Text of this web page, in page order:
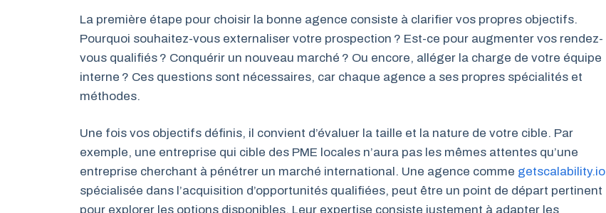
La première étape pour choisir la bonne agence consiste à clarifier vos propres objectifs.
Pourquoi souhaitez-vous externaliser votre prospection ? Est-ce pour augmenter vos rendez-
vous qualifiés ? Conquérir un nouveau marché ? Ou encore, alléger la charge de votre équipe
interne ? Ces questions sont nécessaires, car chaque agence a ses propres spécialités et
méthodes.
Une fois vos objectifs définis, il convient d’évaluer la taille et la nature de votre cible. Par
exemple, une entreprise qui cible des PME locales n’aura pas les mêmes attentes qu’une
entreprise cherchant à pénétrer un marché international. Une agence comme getscalability.io
spécialisée dans l’acquisition d’opportunités qualifiées, peut être un point de départ pertinent
pour explorer les options disponibles. Leur expertise consiste justement à adapter les